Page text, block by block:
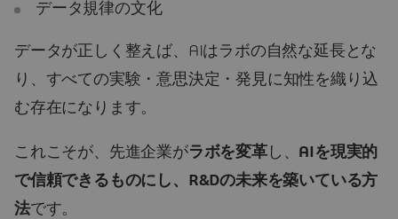
データ規律の文化
データが正しく整えば、AIはラボの自然な延長とな
り、すべての実験・意思決定・発見に知性を織り込
む存在になります。
これこそが、先進企業がラボを変革し、 AIを現実的
で信頼できるものにし、R&Dの未来を築いている方
法です。